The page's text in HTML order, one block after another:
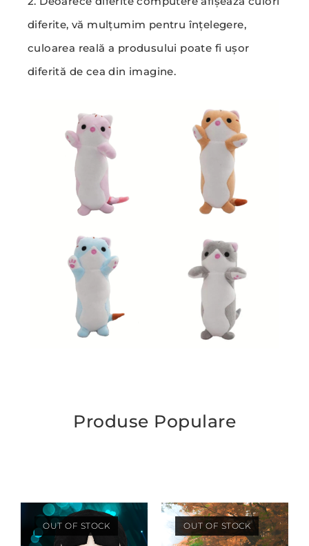
diferite, vă mulțumim pentru înțelegere,
culoarea reală a produsului poate fi ușor
diferită de cea din imagine.
Produse Populare
OUT OF STOCK OUT OF STOCK